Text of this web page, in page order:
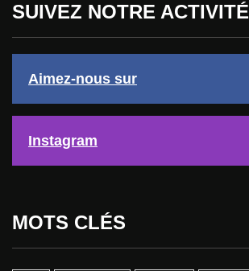
SUIVEZ NOTRE ACTIVITÉ
Aimez-nous sur
Instagram
MOTS CLÉS